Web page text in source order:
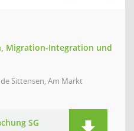
Migration-Integration und
Sittensen, Am Markt
SG